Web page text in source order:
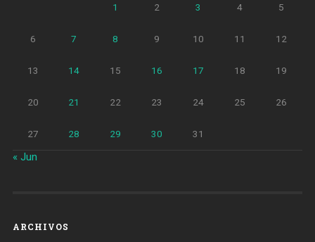
1 2 3 4 5
6 7 8 9 10 11 12
13 14 15 16 17 18 19
20 21 22 23 24 25 26
27 28 29 30 31
« Jun
ARCHIVOS